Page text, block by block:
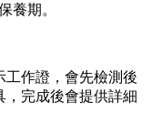
養期。
工作證，會先檢測後
，完成後會提供詳細